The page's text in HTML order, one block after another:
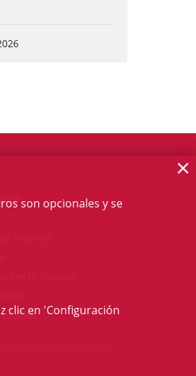
son opcionales y se
clic en 'Configuración
×